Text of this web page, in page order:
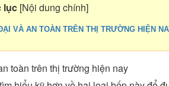
lục [Nội dung chính]
VÀ AN TOÀN TRÊN THỊ TRƯỜNG HIỆN
toàn trên thị trường hiện nay